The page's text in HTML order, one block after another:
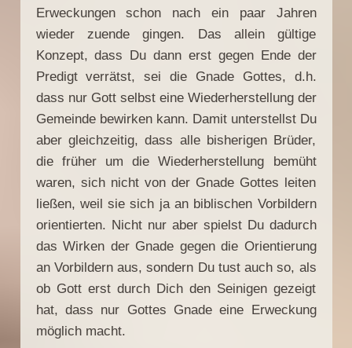
Erweckungen schon nach ein paar Jahren
wieder zuende gingen. Das allein gültige
Konzept, dass Du dann erst gegen Ende der
Predigt verrätst, sei die Gnade Gottes, d.h.
dass nur Gott selbst eine Wiederherstellung der
Gemeinde bewirken kann. Damit unterstellst Du
aber gleichzeitig, dass alle bisherigen Brüder,
die früher um die Wiederherstellung bemüht
waren, sich nicht von der Gnade Gottes leiten
ließen, weil sie sich ja an biblischen Vorbildern
orientierten. Nicht nur aber spielst Du dadurch
das Wirken der Gnade gegen die Orientierung
an Vorbildern aus, sondern Du tust auch so, als
ob Gott erst durch Dich den Seinigen gezeigt
hat, dass nur Gottes Gnade eine Erweckung
möglich macht.